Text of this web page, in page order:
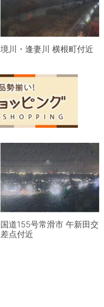
境川・逢妻川 横根町付近
国道155号常滑市 午新田交
差点付近